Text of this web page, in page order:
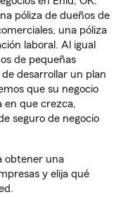
póliza de dueños de
una póliza
laboral. Al igual
de pequeñas
desarrollar un plan
que su negocio
en que crezca,
seguro de negocio
obtener una
y elija qué